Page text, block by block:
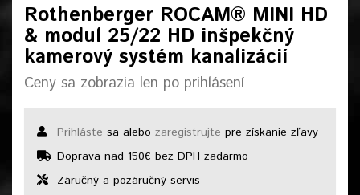
Rothenberger ROCAM® MINI HD
& modul 25/22 HD inšpekčný
kamerový systém kanalizácií
Ceny sa zobrazia len po prihlásení
Prihláste sa alebo zaregistrujte pre získanie zľavy
Doprava nad 150€ bez DPH zadarmo
Záručný a pozáručný servis